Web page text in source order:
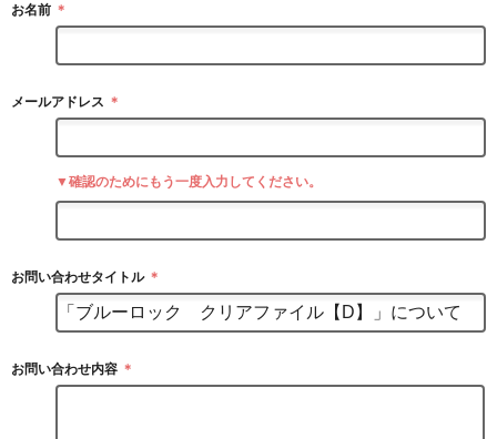
お名前 ＊
メールアドレス ＊
▼確認のためにもう一度入力してください。
お問い合わせタイトル ＊
お問い合わせ内容 ＊